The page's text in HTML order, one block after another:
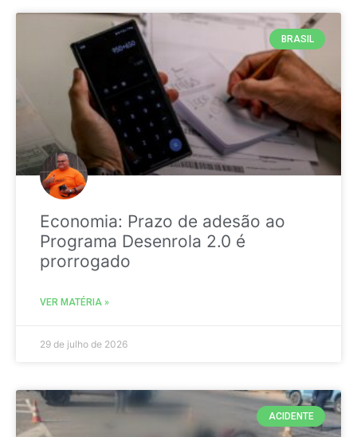
BRASIL
Economia: Prazo de adesão ao
Programa Desenrola 2.0 é
prorrogado
VER MATÉRIA »
29 de julho de 2026
ACIDENTE